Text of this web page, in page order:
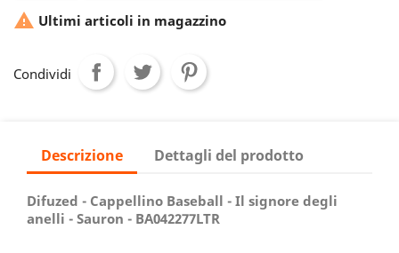
 Ultimi articoli in magazzino
Condividi
Descrizione Dettagli del prodotto
Difuzed - Cappellino Baseball - Il signore degli
anelli - Sauron - BA042277LTR